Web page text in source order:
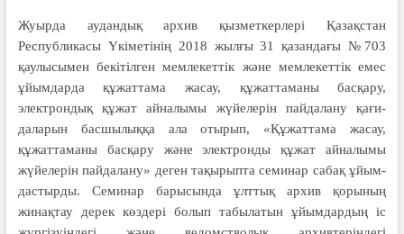
Жуырда аудандық архив қыз­мет­керлері Қазақстан
Республикасы Үкіметінің 2018 жылғы 31 қазандағы №703
қаулысымен бекітілген мем­ле­кеттік және мемлекеттік емес
ұйым­­дарда құжаттама жасау, құ­жат­таманы басқару,
электрондық құ­жат айналымы жүйелерін пайдалану қа­ғи­
даларын басшылыққа ала отырып, «Құжаттама жасау,
құжаттаманы басқару және электронды құжат айналымы
жүйелерін пайдалану» де­ген тақырыпта семинар сабақ ұйым­
дастырды. Семинар барысында ұлт­тық архив қорының
жинақтау дерек көздері болып табылатын ұйымдар­дың іс